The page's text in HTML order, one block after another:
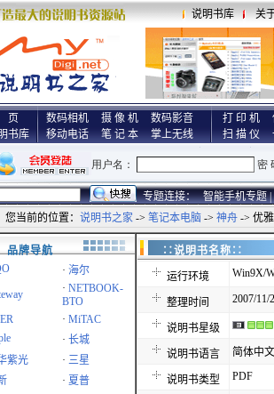
说明书库 关
页
书库
数码相机 摄 像 机
数码影音
移动电话
笔 记 本 掌上无线
打 印 机
扫 描 仪
专题连接： 智能手机专题 |
您当前的位置： 说明书之家 -> 笔记本电脑 -> 神舟 -> 优
品牌导航
· 海尔
· NETBOOK-
BTO
· MiTAC
· 长城
紫光 · 三星
· 夏普
∷说明书名
运行环境 Win9X/
整理时间 2007/11/
说明书星级
说明书语言 简体中文
说明书类型 PDF